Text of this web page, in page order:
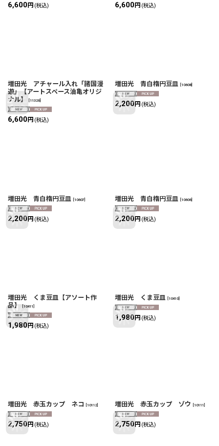
6,600円 (税込) 6,600円 (税込)
増田光 アチャール入れ「諸国漫
遊」【アートスペース油亀オリジ
ナル】
11326]
6,600円 (税込)
増田光 青白楕円豆皿 10608]
2,200円 (税込)
増田光 青白楕円豆皿 [10607]
2,200円 (税込)
増田光 青白楕円豆皿 [10606]
2,200円 (税込)
増田光 くま豆皿【アソート作
品】
10411
1,980円 (税込)
増田光 くま豆皿 10410]
1,980円 (税込)
増田光 赤玉カップ ネコ 10112]
2,750円 (税込)
増田光 赤玉カップ ゾウ 10111
2,750円 (税込)